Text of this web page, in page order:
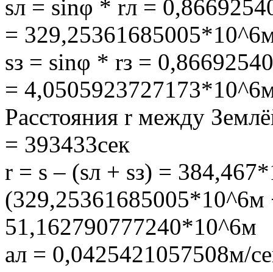
sл = sinφ * rл =
=
sз = sinφ * rз =
=
Расстояния r между
= 393433сек
r = s – (sл + sз) =
51,162790777240*10^6м
aл = 0,0425421057508м/